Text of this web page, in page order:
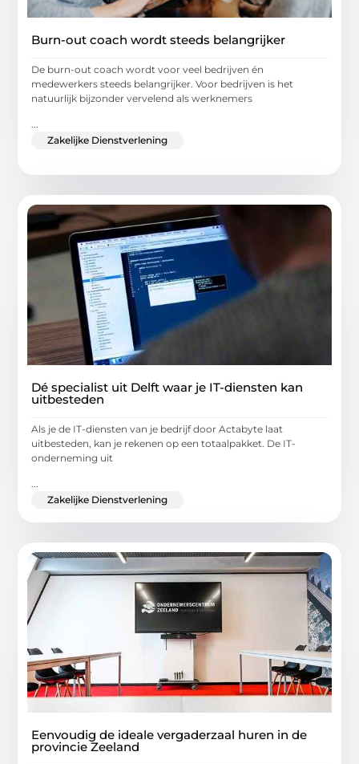
Burn-out coach wordt steeds belangrijker
De burn-out coach wordt voor veel bedrijven én
medewerkers steeds belangrijker. Voor bedrijven is het
natuurlijk bijzonder vervelend als werknemers
...
Zakelijke Dienstverlening
Dé specialist uit Delft waar je IT-diensten kan
uitbesteden
Als je de IT-diensten van je bedrijf door Actabyte laat
uitbesteden, kan je rekenen op een totaalpakket. De IT-
onderneming uit
...
Zakelijke Dienstverlening
Eenvoudig de ideale vergaderzaal huren in de
provincie Zeeland